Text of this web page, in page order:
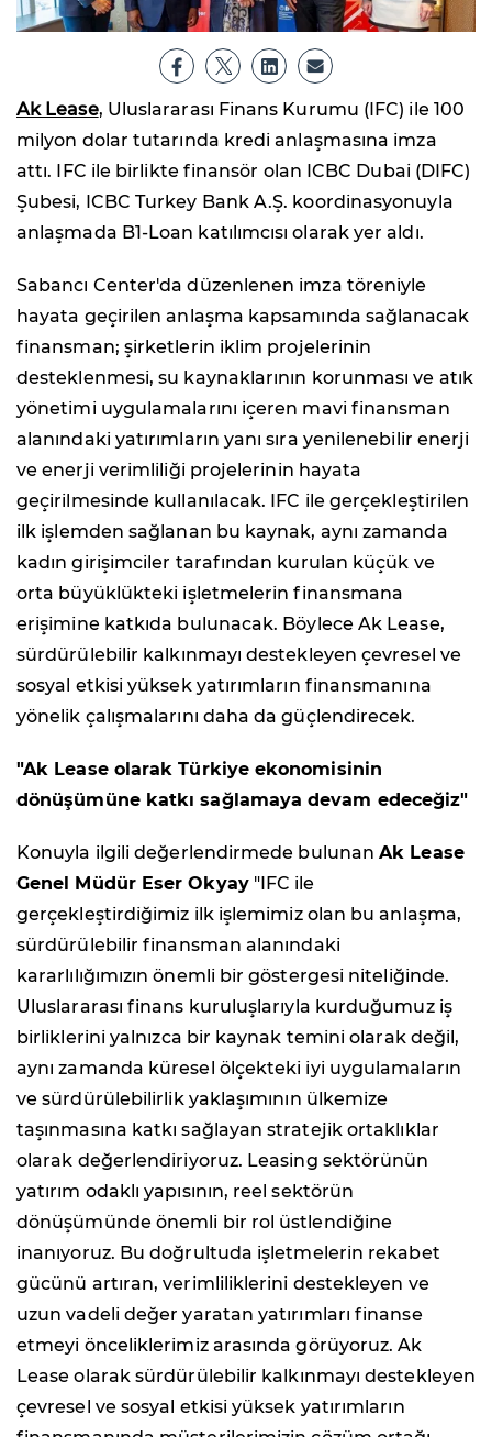
Ak Lease, Uluslararası Finans Kurumu (IFC) ile 100
milyon dolar tutarında kredi anlaşmasına imza
attı. IFC ile birlikte finansör olan ICBC Dubai (DIFC)
Şubesi, ICBC Turkey Bank A.Ş. koordinasyonuyla
anlaşmada B1-Loan katılımcısı olarak yer aldı.
Sabancı Center'da düzenlenen imza töreniyle
hayata geçirilen anlaşma kapsamında sağlanacak
finansman; şirketlerin iklim projelerinin
desteklenmesi, su kaynaklarının korunması ve atık
yönetimi uygulamalarını içeren mavi finansman
alanındaki yatırımların yanı sıra yenilenebilir enerji
ve enerji verimliliği projelerinin hayata
geçirilmesinde kullanılacak. IFC ile gerçekleştirilen
ilk işlemden sağlanan bu kaynak, aynı zamanda
kadın girişimciler tarafından kurulan küçük ve
orta büyüklükteki işletmelerin finansmana
erişimine katkıda bulunacak. Böylece Ak Lease,
sürdürülebilir kalkınmayı destekleyen çevresel ve
sosyal etkisi yüksek yatırımların finansmanına
yönelik çalışmalarını daha da güçlendirecek.
"Ak Lease olarak Türkiye ekonomisinin
dönüşümüne katkı sağlamaya devam edeceğiz"
Konuyla ilgili değerlendirmede bulunanAk Lease
Genel Müdür Eser Okyay "IFC ile
gerçekleştirdiğimiz ilk işlemimiz olan bu anlaşma,
sürdürülebilir finansman alanındaki
kararlılığımızın önemli bir göstergesi niteliğinde.
Uluslararası finans kuruluşlarıyla kurduğumuz iş
birliklerini yalnızca bir kaynak temini olarak değil,
aynı zamanda küresel ölçekteki iyi uygulamaların
ve sürdürülebilirlik yaklaşımının ülkemize
taşınmasına katkı sağlayan stratejik ortaklıklar
olarak değerlendiriyoruz. Leasing sektörünün
yatırım odaklı yapısının, reel sektörün
dönüşümünde önemli bir rol üstlendiğine
inanıyoruz. Bu doğrultuda işletmelerin rekabet
gücünü artıran, verimliliklerini destekleyen ve
uzun vadeli değer yaratan yatırımları finanse
etmeyi önceliklerimiz arasında görüyoruz. Ak
Lease olarak sürdürülebilir kalkınmayı destekleyen
çevresel ve sosyal etkisi yüksek yatırımların